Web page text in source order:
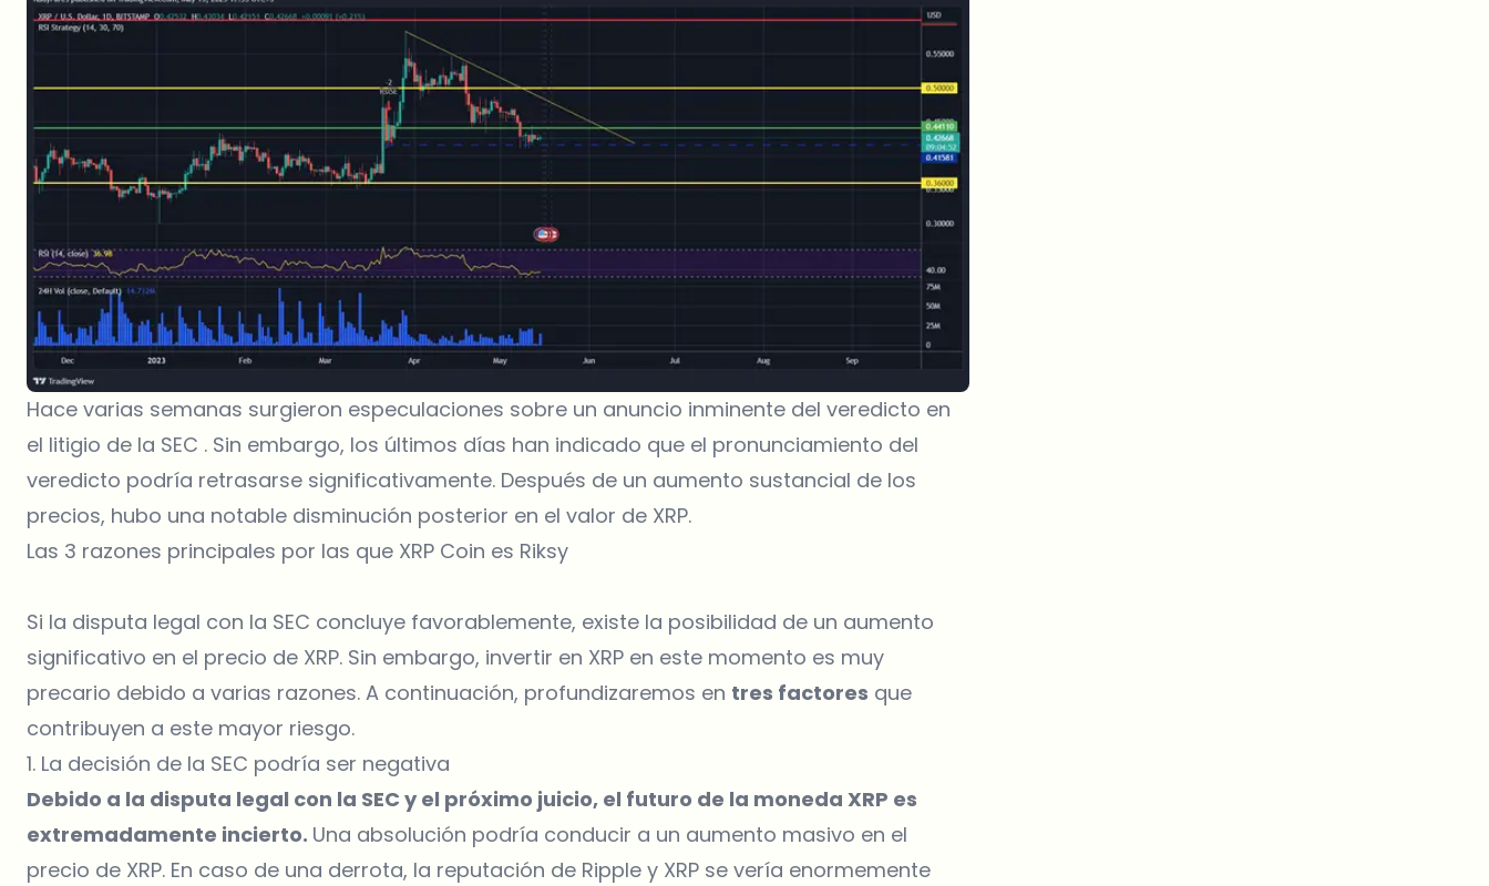
Hace varias semanas surgieron especulaciones sobre un anuncio inminente del veredicto en
el litigio de la SEC . Sin embargo, los últimos días han indicado que el pronunciamiento del
veredicto podría retrasarse significativamente. Después de un aumento sustancial de los
precios, hubo una notable disminución posterior en el valor de XRP.
Las 3 razones principales por las que XRP Coin es Riksy
Si la disputa legal con la SEC concluye favorablemente, existe la posibilidad de un aumento
significativo en el precio de XRP. Sin embargo, invertir en XRP en este momento es muy
precario debido a varias razones. A continuación, profundizaremos en tres factores que
contribuyen a este mayor riesgo.
1. La decisión de la SEC podría ser negativa
Debido a la disputa legal con la SEC y el próximo juicio, el futuro de la moneda XRP es
extremadamente incierto. Una absolución podría conducir a un aumento masivo en el
precio de XRP. En caso de una derrota, la reputación de Ripple y XRP se vería enormemente